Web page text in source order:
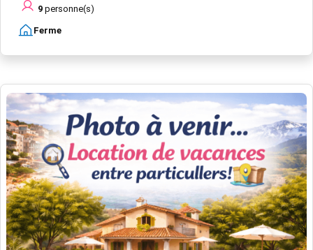
9 personne(s)
Ferme